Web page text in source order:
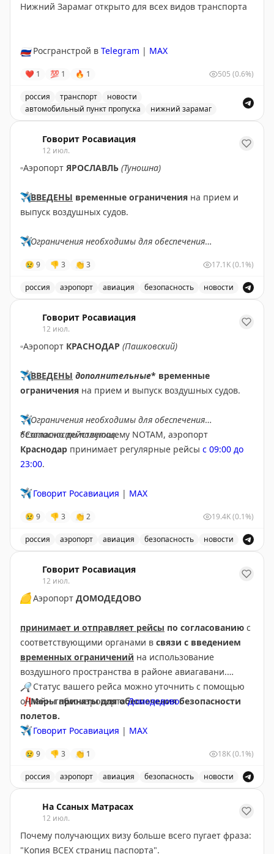
Нижний Зарамаг открыто для всех видов транспорта
🇷🇺Росгранстрой в Telegram | MAX
❤ 1 💯 1 🔥 1 505 (0.6%)
россия транспорт
новости
автомобильный пункт пропуска
нижний зарамаг
Говорит Росавиация
12 июл.
▫️Аэропорт ЯРОСЛАВЛЬ (Туношна)
✈️ВВЕДЕНЫ временные ограничения на прием и
выпуск воздушных судов.
✈️Ограничения необходимы для обеспечения
✈️ Говорит Росавиация|МАХ
😢 9 👎 3 👏 3 17.1K(0.1%)
россия аэропорт авиация безопасность новости
Говорит Росавиация
12 июл.
▫️Аэропорт КРАСНОДАР (Пашковский)
✈️ВВЕДЕНЫ дополнительные* временные
ограничения на прием и выпуск воздушных судов.
✈️Ограничения необходимы для обеспечения
безопасности полетов.
*Согласно действующему NOTAM, аэропорт
Краснодар принимает регулярные рейсы с 09:00 до
23:00.
✈️ Говорит Росавиация | MAX
😢 9 👎 3 👏 2 19.4K(0.1%)
россия аэропорт авиация безопасность новости
Говорит Росавиация
12 июл.
🟡Аэропорт ДОМОДЕДОВО
принимает и отправляет рейсы по согласованию с
соответствующими органами в связи с введением
временных ограничений на использование
воздушного пространства в районе авиагавани.
❗️Меры приняты для обеспечения безопасности
полетов.
🔎Статус вашего рейса можно уточнить с помощью
онлайн-табло аэропортаДомодедово.
✈️ Говорит Росавиация | МАХ
😢 9 👎 3 👏 1 18K(0.1%)
россия аэропорт авиация безопасность новости
На Ссаных Матрасах
12 июл.
Почему получающих визу больше всего пугает фраза:
"Копия ВСЕХ страниц паспорта".